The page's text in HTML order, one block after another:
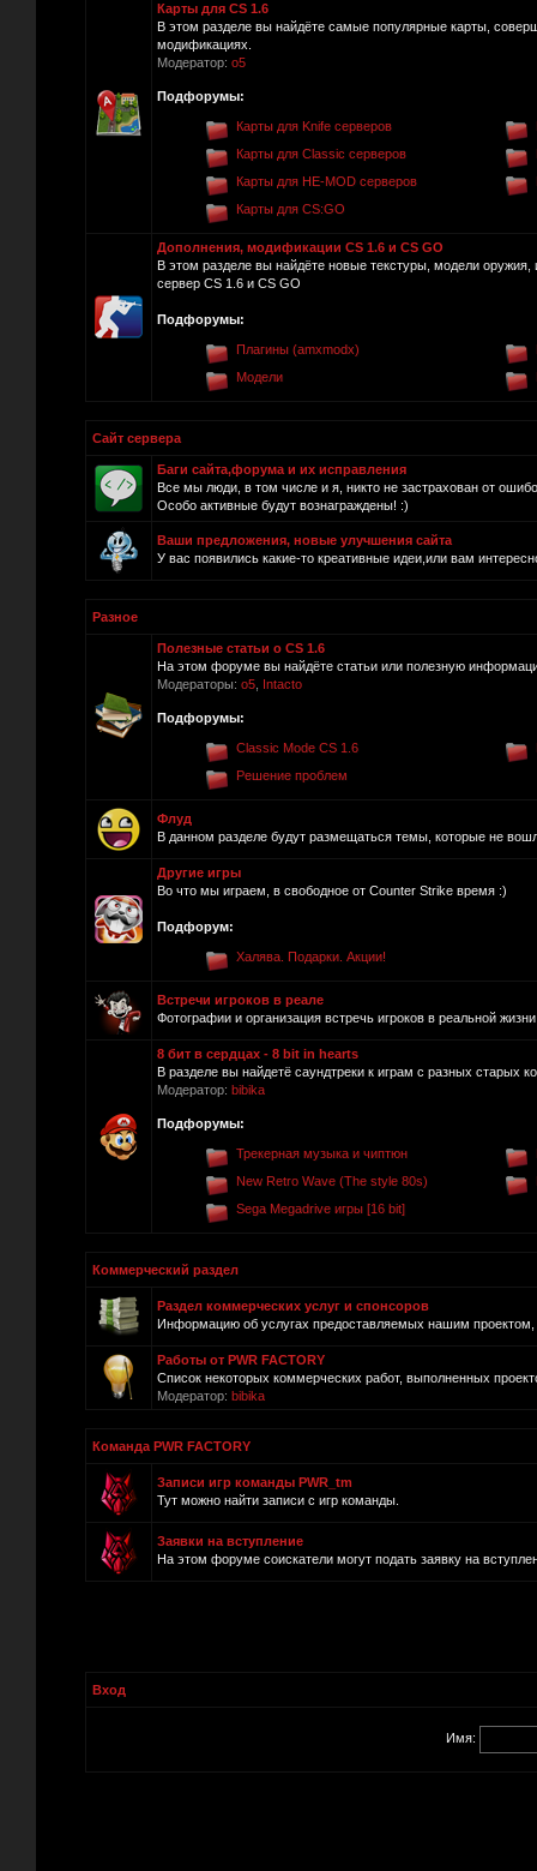
Карты для CS 1.6
В этом разделе вы найдёте самые популярные карты,
модификациях.
Модератор: o5
Подфорумы:
Карты для Knife серверов
Карты для Classic серверов
Карты для HE-MOD серверов
Карты для CS:GO
Дополнения, модификации CS 1.6 и CS GO
В этом разделе вы найдёте новые текстуры, модели
сервер CS 1.6 и CS GO
Подфорумы:
Плагины (amxmodx)
Модели
Сайт сервера
Баги сайта,форума и их исправления
Все мы люди, в том числе и я, никто не застрахован от
Особо активные будут вознаграждены! :)
Ваши предложения, новые улучшения сайта
У вас появились какие-то креативные идеи,или вам
Разное
Полезные статьи о CS 1.6
На этом форуме вы найдёте статьи или полезную
Модераторы: o5 Intacto
Подфорумы:
Classic Mode CS 1.6
Решение проблем
Флуд
В данном разделе будут размещаться темы, которые не
Другие игры
Во что мы играем, в свободное от Counter Strike время :)
Подфорум:
Халява. Подарки. Акции!
Встречи игроков в реале
Фотографии и организация встречь игроков в реальной
8 бит в сердцах - 8 bit in hearts
В разделе вы найдетё саундтреки к играм с разных старых
Модератор: bibika
Подфорумы:
Трекерная музыка и чиптюн
New Retro Wave (The style 80s)
Sega Megadrive игры [16 bit]
Коммерческий раздел
Раздел коммерческих услуг и спонсоров
Информацию об услугах предоставляемых нашим
Работы от PWR FACTORY
Список некоторых коммерческих работ, выполненных
Модератор: bibika
Команда PWR FACTORY
Записи игр команды PWR_tm
Тут можно найти записи с игр команды.
Заявки на вступление
На этом форуме соискатели могут подать заявку на
Вход
Имя: